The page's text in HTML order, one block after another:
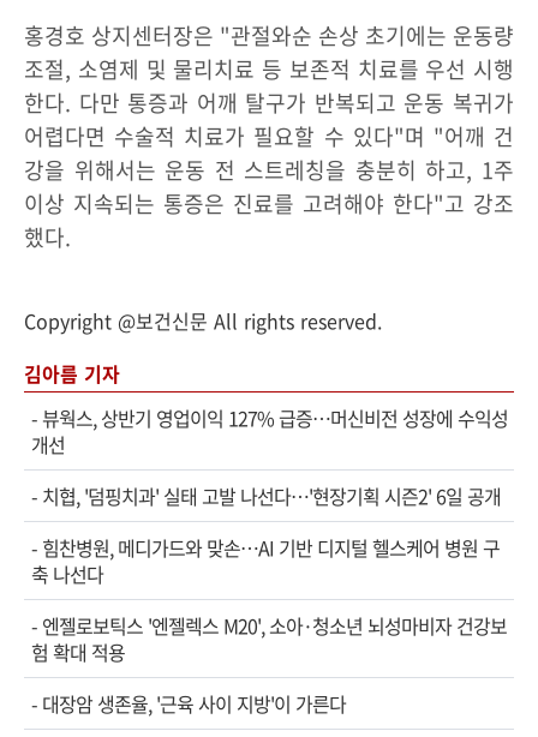
홍경호 상지센터장은 "관절와순 손상 초기에는 운동량
조절, 소염제 및 물리치료 등 보존적 치료를 우선 시행
한다. 다만 통증과 어깨 탈구가 반복되고 운동 복귀가
어렵다면 수술적 치료가 필요할 수 있다"며 "어깨 건
강을 위해서는 운동 전 스트레칭을 충분히 하고, 1주
이상 지속되는 통증은 진료를 고려해야 한다"고 강조
했다.
Copyright @보건신문 All rights reserved.
김아름 기자
- 뷰웍스, 상반기 영업이익 127% 급증…머신비전 성장에 수익성
개선
- 치협, '덤핑치과' 실태 고발 나선다…'현장기획 시즌2' 6일 공개
- 힘찬병원, 메디가드와 맞손…AI 기반 디지털 헬스케어 병원 구
축 나선다
- 엔젤로보틱스 '엔젤렉스 M20', 소아·청소년 뇌성마비자 건강보
험 확대 적용
- 대장암 생존율, '근육 사이 지방'이 가른다